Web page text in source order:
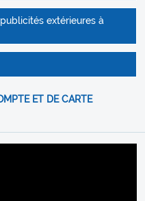
extérieures à
ET DE CARTE